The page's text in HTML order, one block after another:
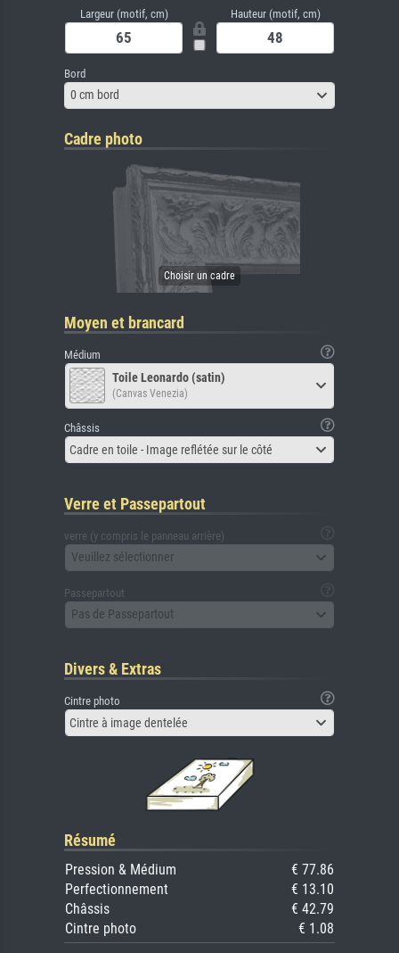
Largeur (motif, cm) Hauteur (motif, cm)
Bord
0 cm bord
Cadre photo
Moyen et brancard
Médium
Toile Leonardo (satin)
(Canvas Venezia)
Châssis
Cadre en toile - Image reflétée sur le côté
Verre et Passepartout
verre (y compris le panneau arrière)
Veuillez sélectionner
Passepartout
Pas de Passepartout
Divers & Extras
Cintre photo
Cintre à image dentelée
Résumé
Pression & Médium
€ 77.86
Perfectionnement
€ 13.10
Châssis
€ 42.79
Cintre photo
€ 1.08